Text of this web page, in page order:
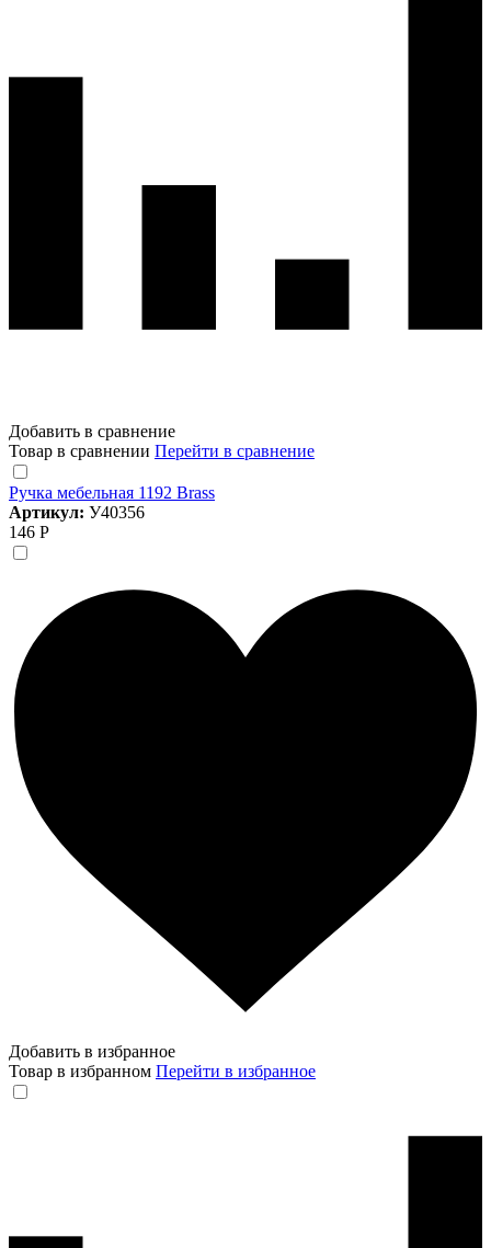
Добавить в сравнение
Товар в сравнении Перейти в сравнение
Ручка мебельная 1192 Brass
Артикул: У40356
146 Р
Добавить в избранное
Товар в избранном Перейти в избранное